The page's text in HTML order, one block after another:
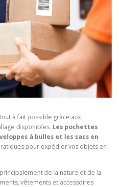
à fait possible grâce aux
disponibles. Les pochettes
à bulles et les sacs en
pour expédier vos objets en
de la nature et de la
vêtements et accessoires